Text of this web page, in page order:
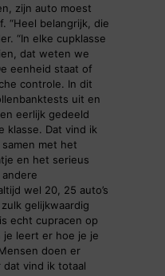
zijn auto moest
“Heel belangrijk, die
“In elke cupklasse
dat weten we
eenheid staat of
controle. In dit
uit en
eerlijk gedeeld
klasse. Dat vind ik
met het
en het serieus
wel 20, 25 auto’s
gelijkwaardig
echt cupracen op
je leert er hoe je je
doen er
dat vind ik totaal